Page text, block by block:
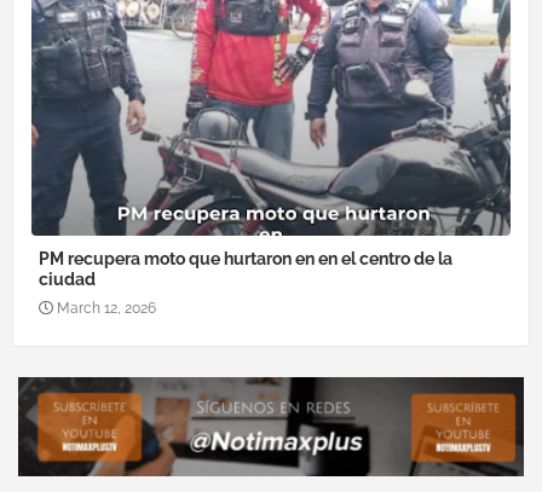
PM recupera moto que hurtaron en en el centro de la
ciudad
March 12, 2026